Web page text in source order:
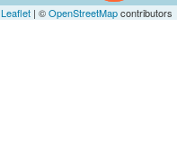
Leaflet | ©OpenStreetMapcontributors